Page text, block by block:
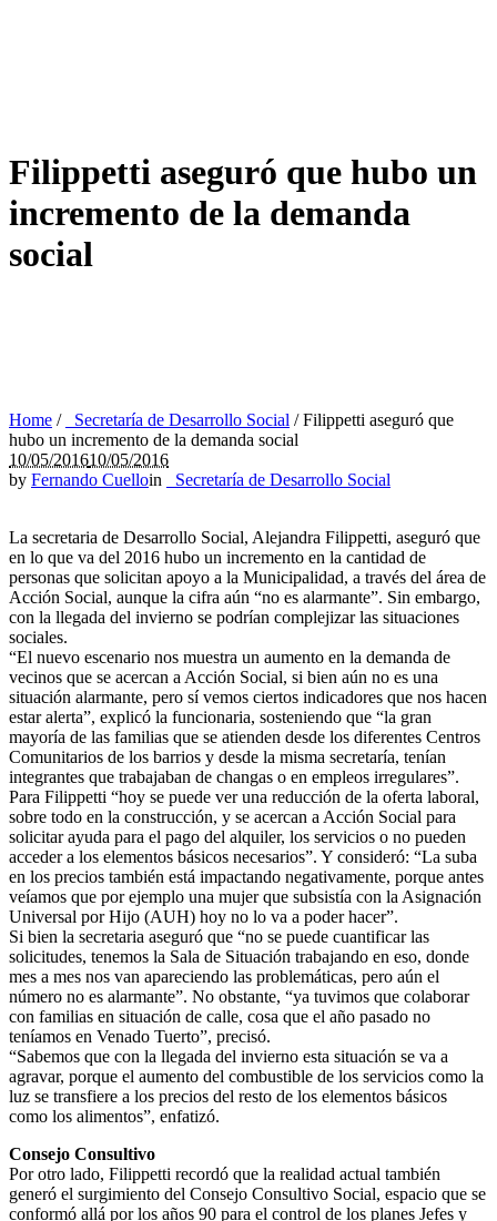
Filippetti aseguró que hubo un
incremento de la demanda
social
Home / _Secretaría de Desarrollo Social /Filippetti aseguró que
hubo un incremento de la demanda social
10/05/201610/05/2016
by Fernando Cuelloin _Secretaría de Desarrollo Social
La secretaria de Desarrollo Social, Alejandra Filippetti, aseguró que
en lo que va del 2016 hubo un incremento en la cantidad de
personas que solicitan apoyo a la Municipalidad, a través del área de
Acción Social, aunque la cifra aún “no es alarmante”. Sin embargo,
con la llegada del invierno se podrían complejizar las situaciones
sociales.
“El nuevo escenario nos muestra un aumento en la demanda de
vecinos que se acercan a Acción Social, si bien aún no es una
situación alarmante, pero sí vemos ciertos indicadores que nos hacen
estar alerta”, explicó la funcionaria, sosteniendo que “la gran
mayoría de las familias que se atienden desde los diferentes Centros
Comunitarios de los barrios y desde la misma secretaría, tenían
integrantes que trabajaban de changas o en empleos irregulares”.
Para Filippetti “hoy se puede ver una reducción de la oferta laboral,
sobre todo en la construcción, y se acercan a Acción Social para
solicitar ayuda para el pago del alquiler, los servicios o no pueden
acceder a los elementos básicos necesarios”. Y consideró: “La suba
en los precios también está impactando negativamente, porque antes
veíamos que por ejemplo una mujer que subsistía con la Asignación
Universal por Hijo (AUH) hoy no lo va a poder hacer”.
Si bien la secretaria aseguró que “no se puede cuantificar las
solicitudes, tenemos la Sala de Situación trabajando en eso, donde
mes a mes nos van apareciendo las problemáticas, pero aún el
número no es alarmante”. No obstante, “ya tuvimos que colaborar
con familias en situación de calle, cosa que el año pasado no
teníamos en Venado Tuerto”, precisó.
“Sabemos que con la llegada del invierno esta situación se va a
agravar, porque el aumento del combustible de los servicios como la
luz se transfiere a los precios del resto de los elementos básicos
como los alimentos”, enfatizó.
Consejo Consultivo
Por otro lado, Filippetti recordó que la realidad actual también
generó el surgimiento del Consejo Consultivo Social, espacio que se
conformó allá por los años 90 para el control de los planes Jefes y